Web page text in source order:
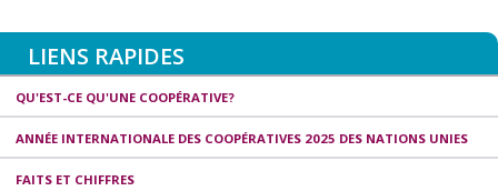
LIENS RAPIDES
QU'EST-CE QU'UNE COOPÉRATIVE?
ANNÉE INTERNATIONALE DES COOPÉRATIVES 2025 DES NATIONS UNIES
FAITS ET CHIFFRES